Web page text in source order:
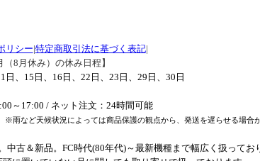
リシー|特定商取引法に基づく表記|
（8月休み）の休み日程】
日、15日、16日、22日、23日、29日、30日
～17:00 / ネット注文：24時間可能
※雨など天候状況によっては商品保護の観点から、発送を遅らせる場合
古＆新品。FC時代(80年代)～最新機種まで幅広く扱ってお